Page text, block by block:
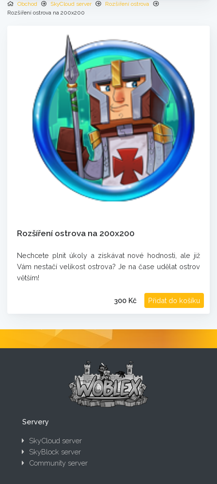
Obchod SkyCloud server
Rozšíření ostrova
Rozšíření ostrova na 200x200
Rozšíření ostrova na 200x200
Nechcete plnit úkoly a získávat nové hodnosti, ale již
Vám nestačí velikost ostrova? Je na čase udělat ostrov
větším!
Přidat do košíku
300 Kč
Právě hraje 0 hráčů na SkyCloud serveru!
Servery
SkyCloud server
SkyBlock server
Community server